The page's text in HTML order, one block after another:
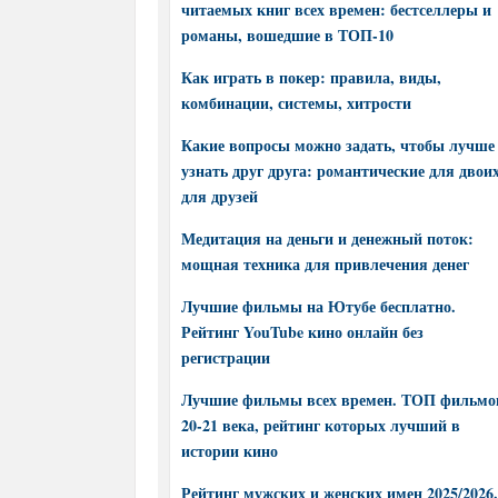
читаемых книг всех времен: бестселлеры и
романы, вошедшие в ТОП-10
Как играть в покер: правила, виды,
комбинации, системы, хитрости
Какие вопросы можно задать, чтобы лучше
узнать друг друга: романтические для
для друзей
Медитация на деньги и денежный поток:
мощная техника для привлечения денег
Лучшие фильмы на Ютубе бесплатно.
Рейтинг YouTube кино онлайн без
регистрации
Лучшие фильмы всех времен. ТОП
20-21 века, рейтинг которых лучший в
истории кино
Рейтинг мужских и женских имен 2025/2026.